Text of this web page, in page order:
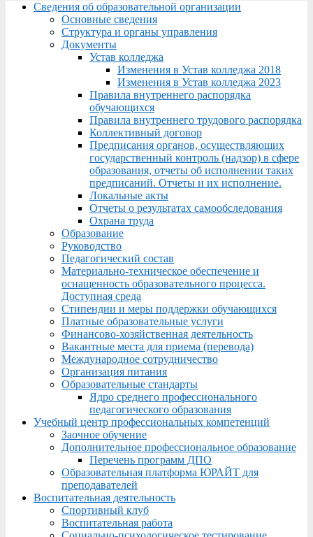
Menu
Сведения об образовательной организации
Основные сведения
Структура и органы управления
Документы
Устав колледжа
Изменения в Устав колледжа 2018
Изменения в Устав колледжа 2023
Правила внутреннего распорядка
обучающихся
Правила внутреннего трудового распорядка
Коллективный договор
Предписания органов, осуществляющих
государственный контроль (надзор) в сфере
образования, отчеты об исполнении таких
предписаний. Отчеты и их исполнение.
Локальные акты
Отчеты о результатах самообследования
Охрана труда
Образование
Руководство
Педагогический состав
Материально-техническое обеспечение и
оснащенность образовательного процесса.
Доступная среда
Стипендии и меры поддержки обучающихся
Платные образовательные услуги
Финансово-хозяйственная деятельность
Вакантные места для приема (перевода)
Международное сотрудничество
Организация питания
Образовательные стандарты
Ядро среднего профессионального
педагогического образования
Учебный центр профессиональных компетенций
Заочное обучение
Дополнительное профессиональное образование
Перечень программ ДПО
Образовательная платформа ЮРАЙТ для
преподавателей
Воспитательная деятельность
Спортивный клуб
Воспитательная работа